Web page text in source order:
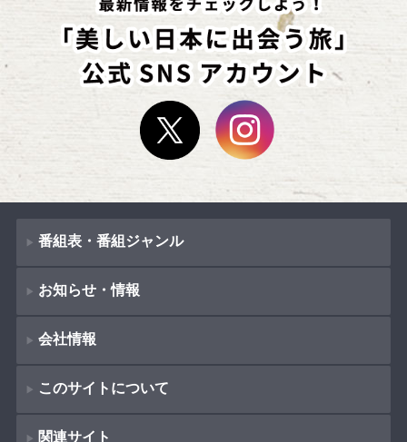
番組表・番組ジャンル
番組表
番組ジャンル
ドラマ
映画
お知らせ・情報
新着情報
お知らせ
イベント
会社情報
会社概要
（Company Information）
このサイトについて
著作権とリンク
関連サイト